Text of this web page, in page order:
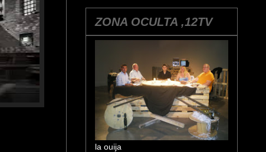
ZONA OCULTA ,12TV
la ouija